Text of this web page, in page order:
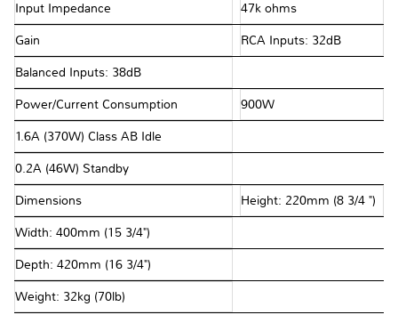
Input Impedance 47k ohms
Gain RCA Inputs: 32dB
Balanced Inputs: 38dB
Power/Current Consumption 900W
1.6A (370W) Class AB Idle
0.2A (46W) Standby
Dimensions Height: 220mm (8 3/4 ")
Width: 400mm (15 3/4")
Depth: 420mm (16 3/4")
Weight: 32kg (70lb)